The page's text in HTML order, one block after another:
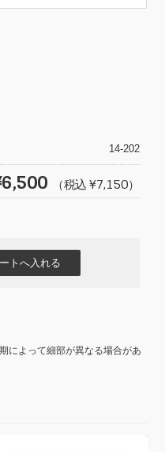
14-202
（税込 ¥7,150）
によって細部が異なる場合があ